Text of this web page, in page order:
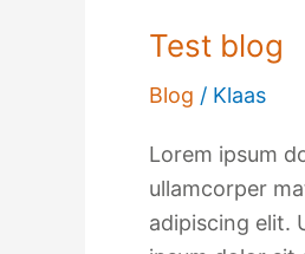
Test blog
Blog / Klaas
Lorem ipsum
ullamcorper
adipiscing elit.